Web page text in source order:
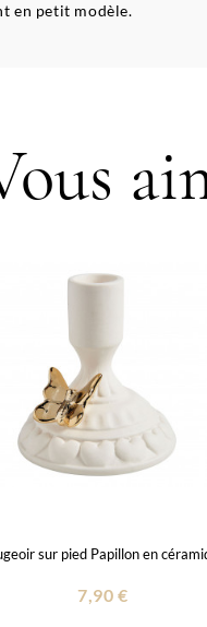
en petit modèle.
sur pied Papillon en
7,90 €